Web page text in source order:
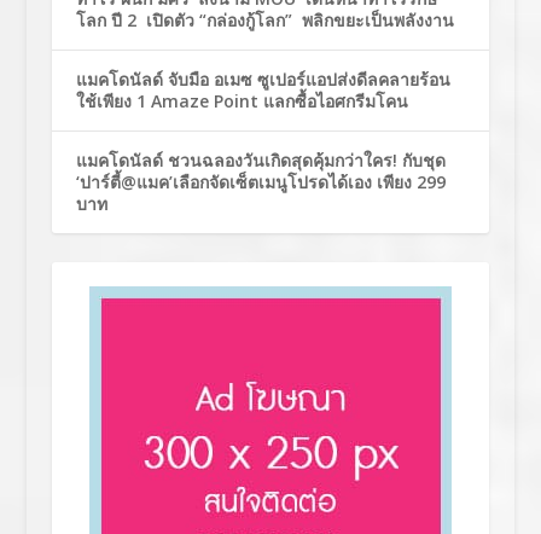
โลก ปี 2 เปิดตัว “กล่องกู้โลก” พลิกขยะเป็นพลังงาน
แมคโดนัลด์ จับมือ อเมซ ซูเปอร์แอปส่งดีลคลายร้อน
ใช้เพียง 1 Amaze Point แลกซื้อไอศกรีมโคน
แมคโดนัลด์ ชวนฉลองวันเกิดสุดคุ้มกว่าใคร! กับชุด
‘ปาร์ตี้@แมค’เลือกจัดเซ็ตเมนูโปรดได้เอง เพียง 299
บาท